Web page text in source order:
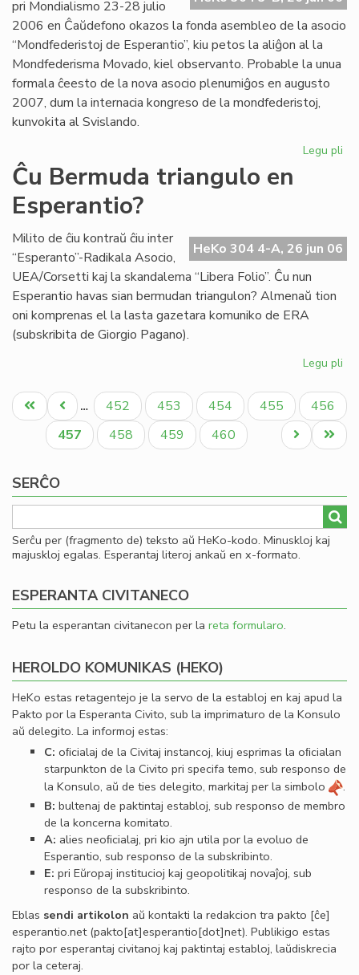
pri Mondialismo 23-28 julio
2006 en Ĉaŭdefono okazos la fonda asembleo de la asocio
“Mondfederistoj de Esperantio”, kiu petos la aliĝon al la
Mondfederisma Movado, kiel observanto. Probable la unua
formala ĉeesto de la nova asocio plenumiĝos en augusto
2007, dum la internacia kongreso de la mondfederistoj,
kunvokita al Svislando.
Legu pli
Ĉu Bermuda triangulo en
Esperantio?
HeKo 304 4-A, 26 jun 06
Milito de ĉiu kontraŭ ĉiu inter
“Esperanto”-Radikala Asocio,
UEA/Corsetti kaj la skandalema “Libera Folio”. Ĉu nun
Esperantio havas sian bermudan triangulon? Almenaŭ tion
oni komprenas el la lasta gazetara komuniko de ERA
(subskribita de Giorgio Pagano).
Legu pli
en
Pagination
Unua
paĝo
Antaŭa
paĝo
… Paĝo
452 Paĝo
453 Paĝo
454 Paĝo
455 Paĝo
456
Aktuala
paĝo
457 Paĝo
458 Paĝo
459 Paĝo
460
Last
page
Next
page
SERĈO
Serĉu per (fragmento de) teksto aŭ HeKo-kodo. Minuskloj kaj
majuskloj egalas. Esperantaj literoj ankaŭ en x-formato.
ESPERANTA CIVITANECO
Petu la esperantan civitanecon per la reta formularo.
HEROLDO KOMUNIKAS (HEKO)
HeKo estas retagentejo je la servo de la establoj en kaj apud la
Pakto por la Esperanta Civito, sub la imprimaturo de la Konsulo
aŭ delegito. La informoj estas:
C: oﬁcialaj de la Civitaj instancoj, kiuj esprimas la oﬁcialan
starpunkton de la Civito pri specifa temo, sub responso de
la Konsulo, aŭ de ties delegito, markitaj per la simbolo
.
B: bultenaj de paktintaj establoj, sub responso de membro
de la koncerna komitato.
A: alies neoﬁcialaj, pri kio ajn utila por la evoluo de
Esperantio, sub responso de la subskribinto.
E: pri Eŭropaj institucioj kaj geopolitikaj novaĵoj, sub
responso de la subskribinto.
Eblas sendi artikolon aŭ kontakti la redakcion tra pakto [ĉe]
esperantio.net(pakto[at]esperantio[dot]net). Publikigo estas
rajto por esperantaj civitanoj kaj paktintaj establoj, laŭdiskrecia
por la ceteraj.